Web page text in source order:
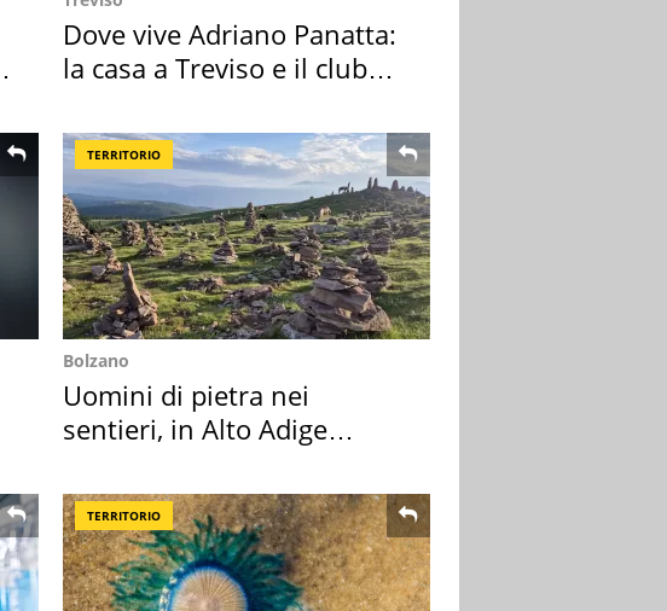
Dove vive Adriano Panatta:
la casa a Treviso e il club
TERRITORIO
Bolzano
Uomini di pietra nei
sentieri, in Alto Adige
TERRITORIO